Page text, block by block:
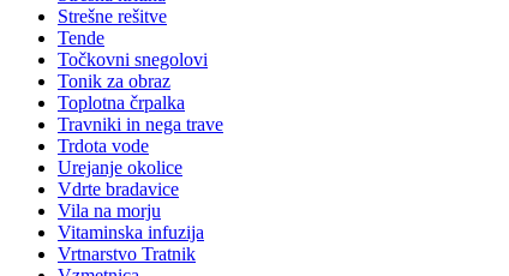
Strešne rešitve
Tende
Točkovni snegolovi
Tonik za obraz
Toplotna črpalka
Travniki in nega trave
Trdota vode
Urejanje okolice
Vdrte bradavice
Vila na morju
Vitaminska infuzija
Vrtnarstvo Tratnik